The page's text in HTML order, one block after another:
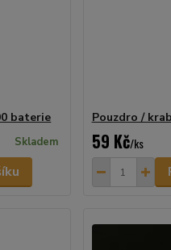
baterie
Skladem
Pouzdro /
59 Kč/ks